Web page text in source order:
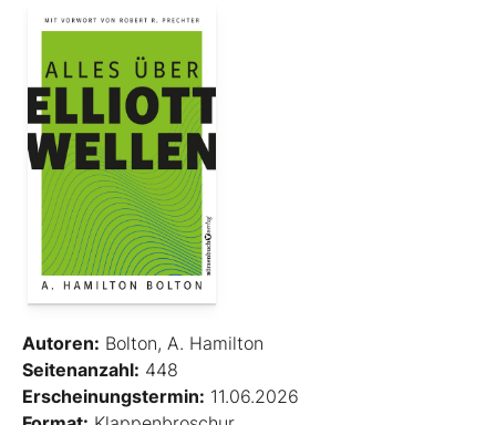
Autoren: Bolton, A. Hamilton
Seitenanzahl: 448
Erscheinungstermin: 11.06.2026